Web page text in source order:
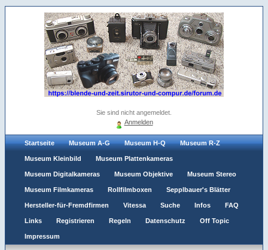
Sie sind nicht angemeldet.
Anmelden
Startseite Museum A-G Museum H-Q Museum R-Z
Museum Kleinbild Museum Plattenkameras
Museum Digitalkameras Museum Objektive Museum Stereo
Museum Filmkameras Rollfilmboxen Sepplbauer's Blätter
Hersteller-für-Fremdfirmen Vitessa Suche Infos FAQ
Links Registrieren Regeln Datenschutz Off Topic
Impressum